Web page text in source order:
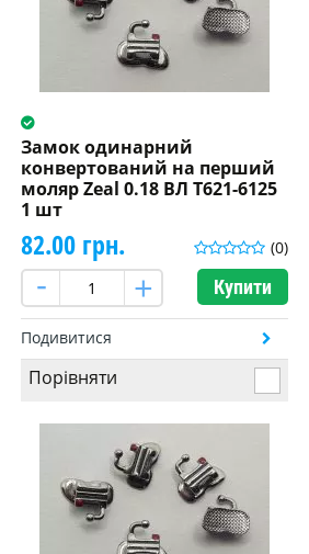
Замок одинарний
конвертований на перший
моляр Zeal 0.18 ВЛ T621-6125
1 шт
(0)
82.00 грн.
Купити
Подивитися
Порівняти